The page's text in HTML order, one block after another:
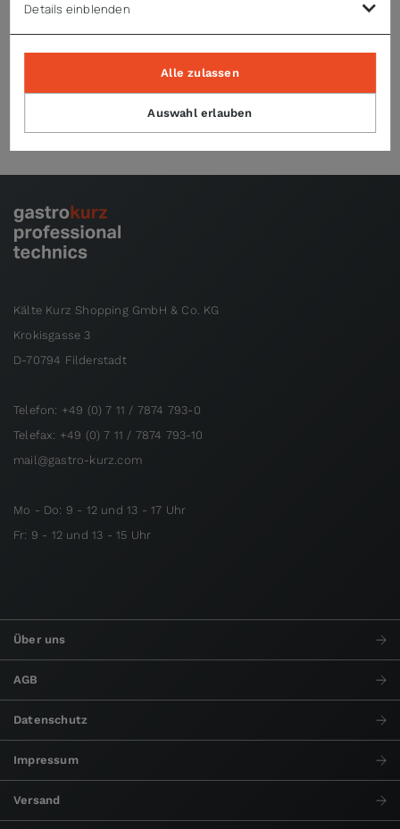
2 x 20, 16
Technische Daten
Kälte Kurz Shopping GmbH & Co. KG
Krokisgasse 3
D-70794 Filderstadt
Telefon: +49 (0) 7 11 / 7874 793-0
Telefax: +49 (0) 7 11 / 7874 793-10
mail@gastro-kurz.com
Mo - Do: 9 - 12 und 13 - 17 Uhr
Fr: 9 - 12 und 13 - 15 Uhr
Über uns
AGB
Datenschutz
Impressum
Versand
Details einblenden
Auswahl erlauben
Alle zulassen